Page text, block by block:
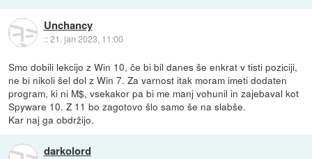
Unchancy
::21. jan 2023, 11:00
Smo dobili lekcijo z Win 10, če bi bil danes še enkrat v tisti poziciji,
ne bi nikoli šel dol z Win 7. Za varnost itak moram imeti dodaten
program, ki ni M$, vsekakor pa bi me manj vohunil in zajebaval kot
Spyware 10. Z 11 bo zagotovo šlo samo še na slabše.
Kar naj ga obdržijo.
darkolord